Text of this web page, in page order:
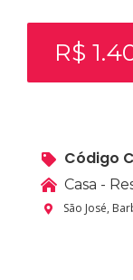
R$
Código
Casa -
São José,